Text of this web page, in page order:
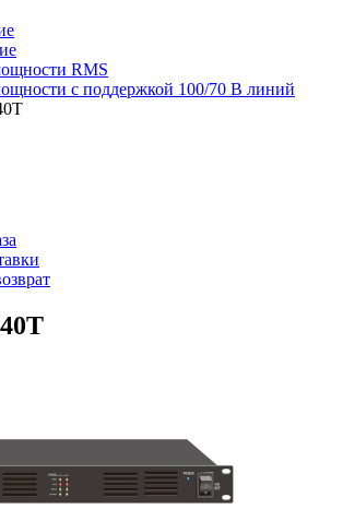
RMS
с поддержкой 100/70 В линий